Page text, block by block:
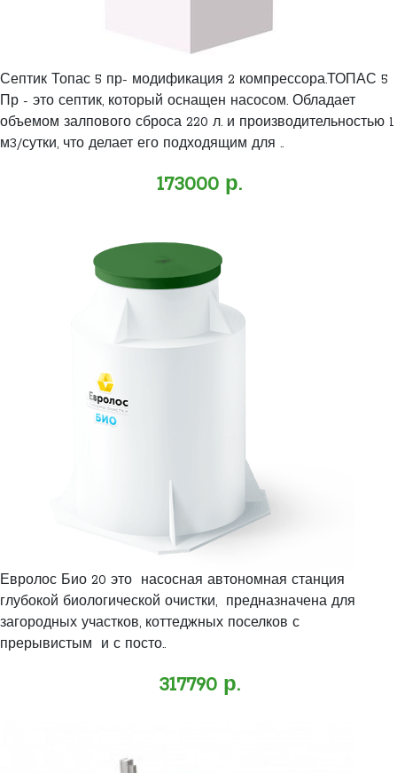
Септик Топас 5 пр- модификация 2 компрессора.ТОПАС 5
Пр - это септик, который оснащен насосом. Обладает
объемом залпового сброса 220 л. и производительностью 1
м3/сутки, что делает его подходящим для ..
173000 р.
Евролос Био 20 это насосная автономная станция
глубокой биологической очистки, предназначена для
загородных участков, коттеджных поселков с
прерывистым и с посто..
317790 р.